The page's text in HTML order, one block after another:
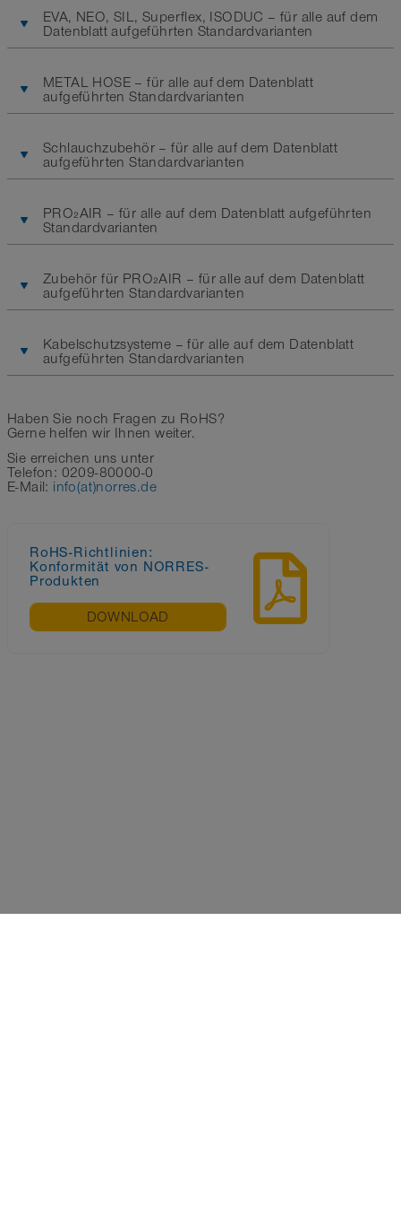
EVA, NEO, SIL, Superflex, ISODUC – für alle auf dem
Datenblatt aufgeführten Standardvarianten
METAL HOSE – für alle auf dem Datenblatt
aufgeführten Standardvarianten
Schlauchzubehör – für alle auf dem Datenblatt
aufgeführten Standardvarianten
PRO₂AIR – für alle auf dem Datenblatt aufgeführten
Standardvarianten
Zubehör für PRO₂AIR – für alle auf dem Datenblatt
aufgeführten Standardvarianten
Kabelschutzsysteme – für alle auf dem Datenblatt
aufgeführten Standardvarianten
Haben Sie noch Fragen zu RoHS?
Gerne helfen wir Ihnen weiter.
Sie erreichen uns unter
Telefon: 0209-80000-0
E-Mail: info(at)norres.de
RoHS-Richtlinien:
Konformität von NORRES-
Produkten
DOWNLOAD